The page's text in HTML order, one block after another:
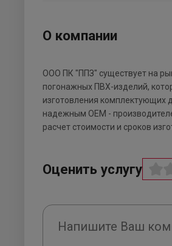
О компании
ООО ПК "ППЗ" существует на
погонажных ПВХ-изделий,
изготовления комплектующих
надежным ОЕМ -
расчет стоимости и сроков
Оценить услугу